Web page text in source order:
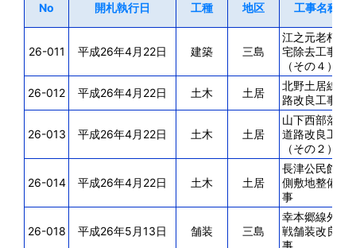
No 開札執行日 工種 地区 工事名称
26-011 平成26年4月22日 建築 三島
江之元老朽住
宅除去工事
（その４）
26-012
平成26年4月22日 土木 土居
北野土居線道
路改良工事
26-013 平成26年4月22日 土木 土居
山下西部落線
道路改良工事
（その２）
26-014 平成26年4月22日 土木 土居
長津公民館南
側敷地整備工
事
26-018 平成26年5月13日 舗装 三島
幸本郷線外１
戦舗装改良工